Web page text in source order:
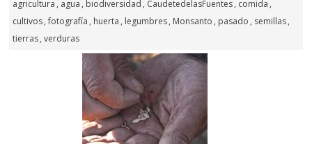
agricultura , agua , biodiversidad , CaudetedelasFuentes, comida ,
cultivos,fotografía , huerta , legumbres, Monsanto , pasado , semillas,
tierras,verduras